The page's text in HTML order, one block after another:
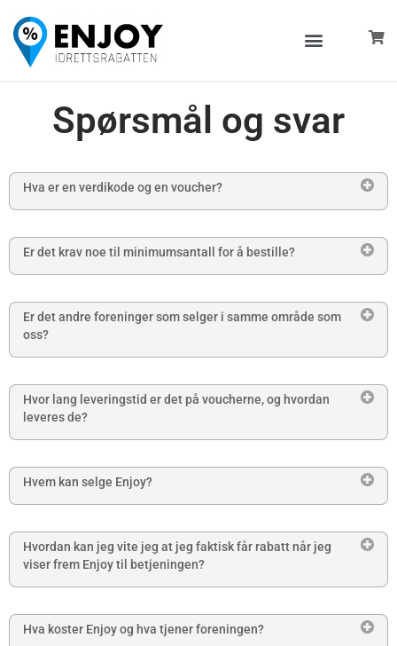
content
Menu
Spørsmål og svar
Hva er en verdikode og en voucher?
Er det krav noe til minimumsantall for å bestille?
Er det andre foreninger som selger i samme område som
oss?
Hvor lang leveringstid er det på voucherne, og hvordan
leveres de?
Hvem kan selge Enjoy?
Hvordan kan jeg vite jeg at jeg faktisk får rabatt når jeg
viser frem Enjoy til betjeningen?
Hva koster Enjoy og hva tjener foreningen?